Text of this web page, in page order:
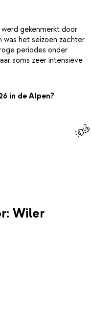
gekenmerkt door
het seizoen zachter
periodes onder
soms zeer intensieve
in de Alpen?
Wiler